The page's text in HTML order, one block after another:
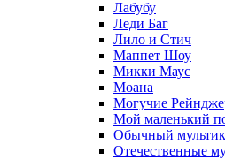
Лабубу
Леди Баг
Лило и Стич
Маппет Шоу
Микки Маус
Моана
Могучие
Мой маленький
Обычный мультик
Отечественные